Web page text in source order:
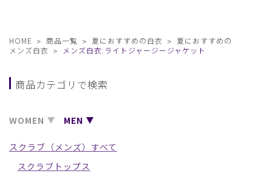
HOME 商品一覧 夏におすすめの白衣
夏におすすめの
メンズ白衣
メンズ白衣:ライトジャージージャケット
商品カテゴリで検索
WOMEN MEN
スクラブ（メンズ）すべて
スクラブトップス